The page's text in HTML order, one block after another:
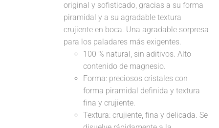
original y sofisticado, gracias a su forma
piramidal y a su agradable textura
crujiente en boca. Una agradable sorpresa
para los paladares más exigentes.
100 % natural, sin aditivos. Alto
contenido de magnesio.
Forma: preciosos cristales con
forma piramidal definida y textura
fina y crujiente.
Textura: crujiente, fina y delicada. Se